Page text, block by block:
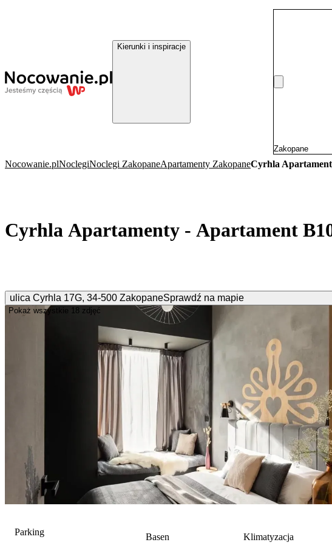
Kierunki i inspiracje
Nocowanie.plNoclegiNoclegi ZakopaneApartamenty ZakopaneCyrhla
Cyrhla Apartamenty - Apartament
ulica Cyrhla 17G, 34-500 ZakopaneSprawdź na mapie
Pokaż wszystkie 18 zdjęć
Parking
Basen Klimatyzacja